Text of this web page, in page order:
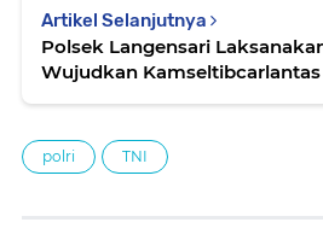
Artikel Selanjutnya
Polsek Langensari
Wujudkan
polri TNI